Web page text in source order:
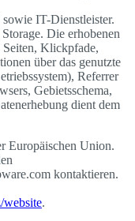
IT-Dienstleister.
Die erhobenen
Seiten, Klickpfade,
über das genutzte
Referrer
Gebietsschema,
dient dem
Europäischen Union.
kontaktieren.
website.